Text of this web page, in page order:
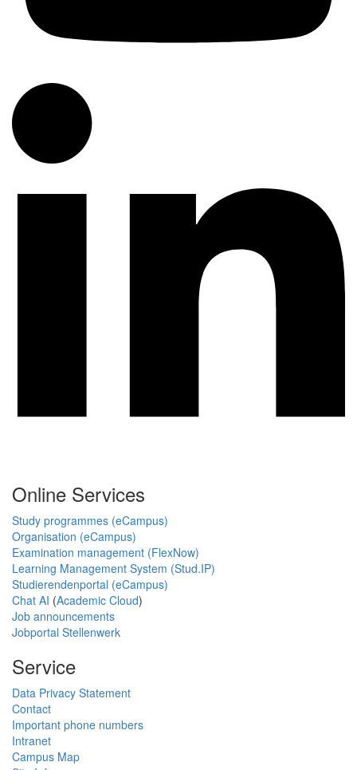
Online Services
Study programmes (eCampus)
Organisation (eCampus)
Examination management (FlexNow)
Learning Management System (Stud.IP)
Studierendenportal (eCampus)
Chat AI (Academic Cloud)
Job announcements
Jobportal Stellenwerk
Service
Data Privacy Statement
Contact
Important phone numbers
Intranet
Campus Map